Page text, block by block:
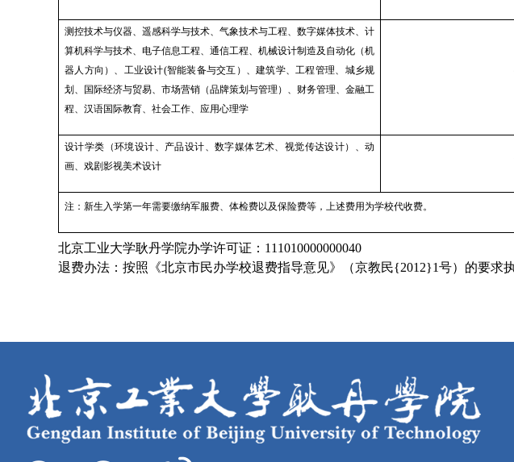
测控技术与仪器、遥感科学与技术、气象技术与工程、数字媒体技术、 计
算机科学与技术、 电子信息工程、通信工程、 机械设计制造及自动化（机
器人方向）、 工业设计(智能装备与交互）、建筑学、工程管理、城乡规
划、
国际经济与贸易、市场营销（品牌策划与管理）、 财务管理、 金融工
程、汉语国际教育、社会工作、应用心理学
设计学类（环境设计、产品设计、数字媒体艺术、视觉传达设计）、动
画、戏剧影视美术设计
注：新生入学第一年需要缴纳军服费、体检费以及保险费等，上述费用为学校代收费。
北京工业大学耿丹学院办学许可证：111010000000040
退费办法：按照《北京市民办学校退费指导意见》（京教民{2012}1号）的要求执